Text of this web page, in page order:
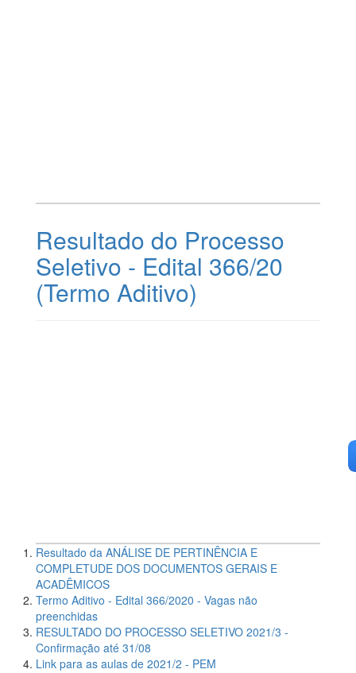
Resultado do Processo
Seletivo - Edital 366/20
(Termo Aditivo)
Resultado da ANÁLISE DE PERTINÊNCIA E
COMPLETUDE DOS DOCUMENTOS GERAIS E
ACADÊMICOS
Termo Aditivo - Edital 366/2020 - Vagas não
preenchidas
RESULTADO DO PROCESSO SELETIVO 2021/3 -
Confirmação até 31/08
Link para as aulas de 2021/2 - PEM